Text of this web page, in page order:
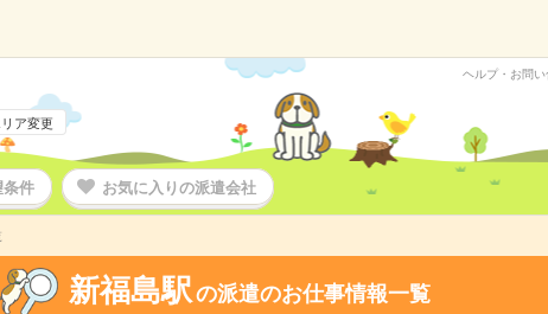
ア変更
ヘルプ・お問い
件 お気に入りの派遣会社
新福島駅の派遣のお仕事情報一覧